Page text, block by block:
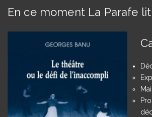
En ce moment La Parafe lit